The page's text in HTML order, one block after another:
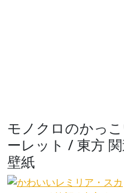
モノクロのかっ
ーレット / 東方
壁紙